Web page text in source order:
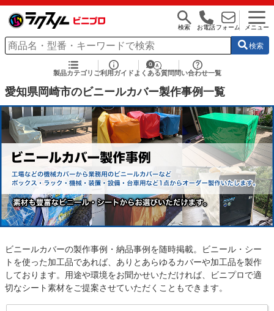
検索 お電話フォーム メニュー
検索
製品カテゴリ ご利用ガイド よくある質問 問い合わせ一覧
愛知県岡崎市のビニールカバー製作事例一覧
ビニールカバーの製作事例・納品事例を随時掲載。ビニール・シー
トを使った加工品であれば、ありとあらゆるカバーや加工品を製作
しております。用途や環境をお聞かせいただければ、ビニプロで適
切なシート素材をご提案させていただくこともできます。